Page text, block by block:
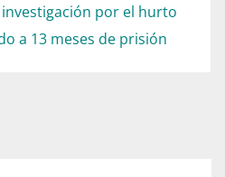
por el hurto
a 13 meses de prisión